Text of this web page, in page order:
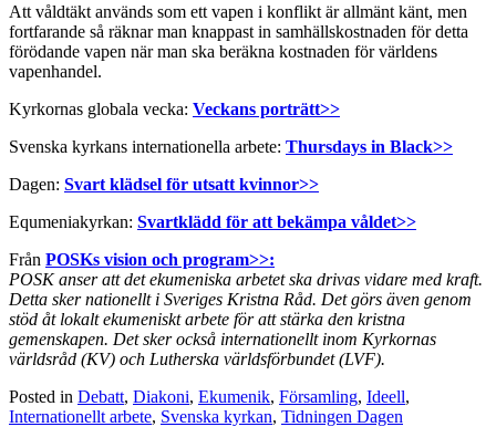
Att våldtäkt används som ett vapen i konflikt är allmänt känt, men
fortfarande så räknar man knappast in samhällskostnaden för detta
förödande vapen när man ska beräkna kostnaden för världens
vapenhandel.
Kyrkornas globala vecka: Veckans porträtt>>
Svenska kyrkans internationella arbete: Thursdays in Black>>
Dagen: Svart klädsel för utsatt kvinnor>>
Equmeniakyrkan: Svartklädd för att bekämpa våldet>>
Från POSKs vision och program>>:
POSK anser att det ekumeniska arbetet ska drivas vidare med kraft.
Detta sker nationellt i Sveriges Kristna Råd. Det görs även genom
stöd åt lokalt ekumeniskt arbete för att stärka den kristna
gemenskapen. Det sker också internationellt inom Kyrkornas
världsråd (KV) och Lutherska världsförbundet (LVF).
Posted in Debatt, Diakoni, Ekumenik, Församling, Ideell,
Internationellt arbete, Svenska kyrkan, Tidningen Dagen